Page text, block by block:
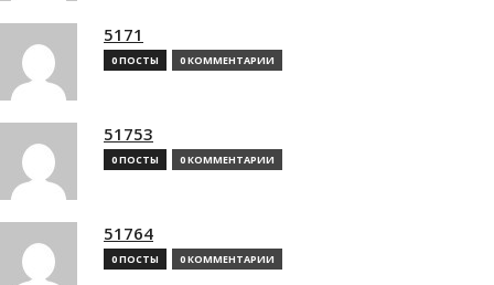
5171
0 ПОСТЫ 0 КОММЕНТАРИИ
51753
0 ПОСТЫ 0 КОММЕНТАРИИ
51764
0 ПОСТЫ 0 КОММЕНТАРИИ